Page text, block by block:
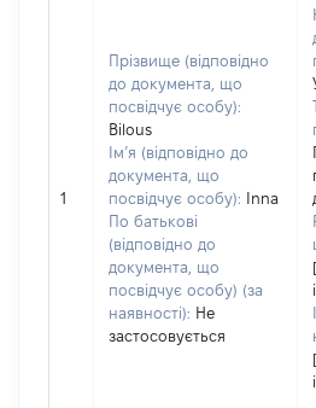
1
Прізвище (відповідно
до документа, що
посвідчує особу):
Bilous
Ім’я (відповідно до
документа, що
посвідчує особу):
Inna
По батькові
(відповідно до
документа, що
посвідчує особу) (за
наявності): Не
застосовується